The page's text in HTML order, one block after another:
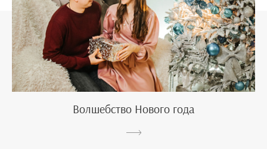
Волшебство Нового года